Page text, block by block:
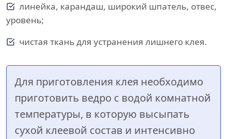
линейка, карандаш, широкий шпатель, отвес,
уровень;
чистая ткань для устранения лишнего клея.
Для приготовления клея необходимо
приготовить ведро с водой комнатной
температуры, в которую высыпать
сухой клеевой состав и интенсивно